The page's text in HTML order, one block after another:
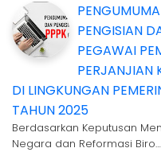
PENGISIAN
PEGAWAI
PERJANJIAN
DI LINGKUNGAN
TAHUN 2025
Berdasarkan Keputusan
Negara dan Reformasi Biro…